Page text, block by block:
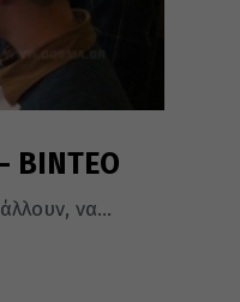
ΒΙΝΤΕΟ
να...